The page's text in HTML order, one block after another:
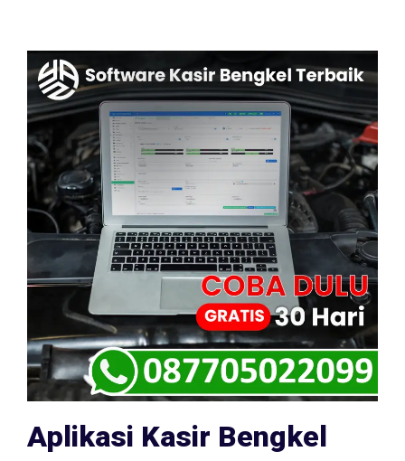
Aplikasi Kasir Bengkel